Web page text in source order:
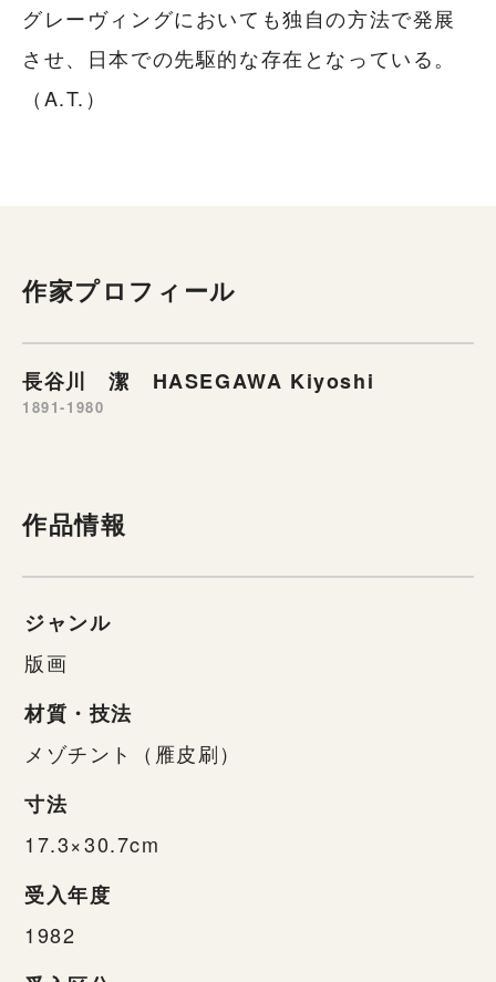
グレーヴィングにおいても独自の方法で発展
させ、日本での先駆的な存在となっている。
（A.T.）
作家プロフィール
長谷川 潔 HASEGAWA Kiyoshi
1891-1980
作品情報
ジャンル
版画
材質・技法
メゾチント（雁皮刷）
寸法
17.3×30.7cm
受入年度
1982